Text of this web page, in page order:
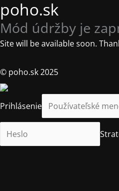
poho.sk
Mód údržby je
Site will be available soon.
© poho.sk 2025
Prihlásenie